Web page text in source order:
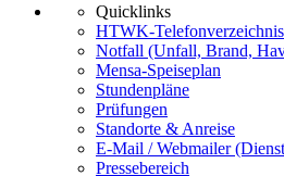
Quicklinks
HTWK-Telefonverzeichnis
Notfall (Unfall, Brand,
Mensa-Speiseplan
Stundenpläne
Prüfungen
Standorte & Anreise
E-Mail / Webmailer
Pressebereich